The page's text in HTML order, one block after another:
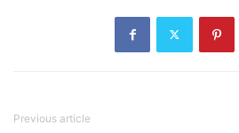
Previous article